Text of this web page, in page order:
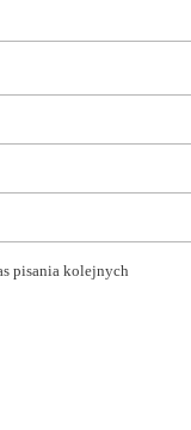
pisania kolejnych